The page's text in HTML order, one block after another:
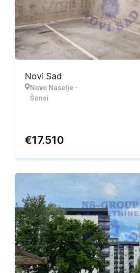
Novi Sad
Novo Naselje -
Šonsi
€17.510